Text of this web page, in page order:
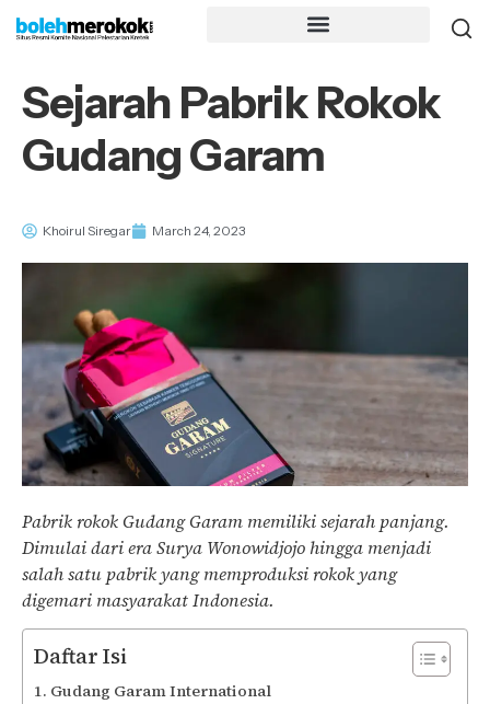
Sejarah Pabrik Rokok
Gudang Garam
Khoirul Siregar March 24, 2023
Pabrik rokok Gudang Garam memiliki sejarah panjang.
Dimulai dari era Surya Wonowidjojo hingga menjadi
salah satu pabrik yang memproduksi rokok yang
digemari masyarakat Indonesia.
Daftar Isi
Gudang Garam International